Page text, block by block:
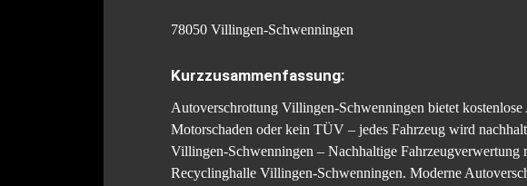
78050 Villingen-Schwenningen
Kurzzusammenfassung:
Autoverschrottung Villingen-Schwenningen bietet
Motorschaden oder kein TÜV – jedes Fahrzeug wird
Villingen-Schwenningen – Nachhaltige
Recyclinghalle Villingen-Schwenningen. Moderne